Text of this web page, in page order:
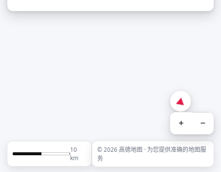
+ −
10
km
© 2026 高德地图 · 为您提供准确的地图服
务